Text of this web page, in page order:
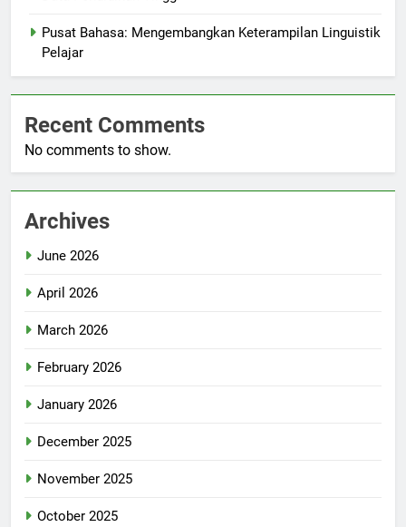
Pusat Bahasa: Mengembangkan Keterampilan Linguistik
Pelajar
Recent Comments
No comments to show.
Archives
June 2026
April 2026
March 2026
February 2026
January 2026
December 2025
November 2025
October 2025